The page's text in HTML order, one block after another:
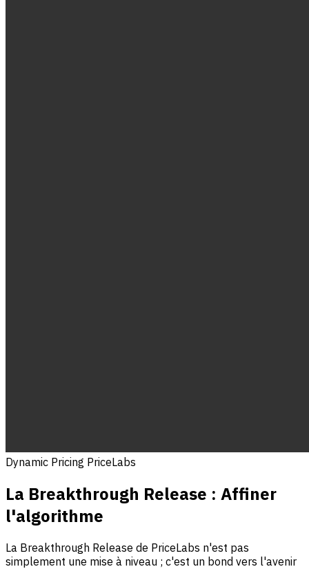
Dynamic Pricing PriceLabs
La Breakthrough Release : Affiner
l'algorithme
La Breakthrough Release de PriceLabs n'est pas
simplement une mise à niveau ; c'est un bond vers l'avenir